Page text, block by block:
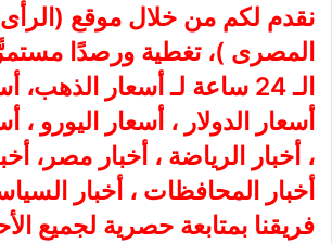
نقدم لكم من خلال موقع (
المصرى )، تغطية ورصدًا
الـ 24 ساعة لـ أسعار
أسعار الدولار ، أسعار اليورو ،
، أخبار الرياضة ، أخبار مصر،
أخبار المحافظات ، أخبار
فريقنا بمتابعة حصرية لجميع